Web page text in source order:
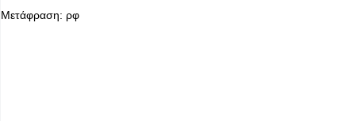
Μετάφραση: ρφ